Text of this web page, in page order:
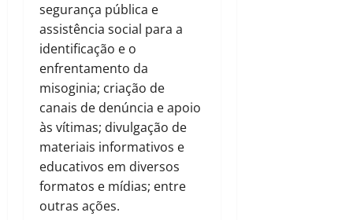
segurança pública e
assistência social para a
identificação e o
enfrentamento da
misoginia; criação de
canais de denúncia e apoio
às vítimas; divulgação de
materiais informativos e
educativos em diversos
formatos e mídias; entre
outras ações.